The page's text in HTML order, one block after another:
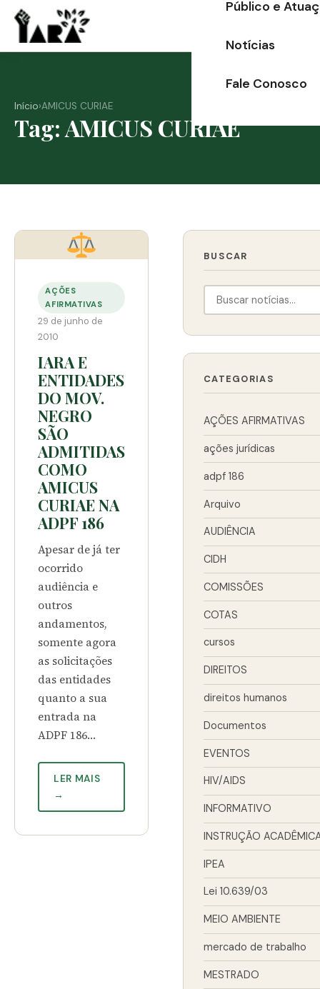
o
Público e
Notícias
Fale Conosco
Início›AMICUS CURIAE
Tag: AMICUS CURIAE
AÇÕES
AFIRMATIVAS
29 de junho de
2010
IARA E
ENTIDADES
DO MOV.
NEGRO
SÃO
ADMITIDAS
COMO
AMICUS
CURIAE NA
ADPF 186
Apesar de já ter
ocorrido
audiência e
outros
andamentos,
somente agora
as solicitações
das entidades
quanto a sua
entrada na
ADPF 186…
LER MAIS
→
BUSCAR
CATEGORIAS
AÇÕES AFIRMATIVAS
ações jurídicas
adpf 186
Arquivo
AUDIÊNCIA
CIDH
COMISSÕES
COTAS
cursos
DIREITOS
direitos humanos
Documentos
EVENTOS
HIV/AIDS
INFORMATIVO
INSTRUÇÃO
IPEA
Lei 10.639/03
MEIO AMBIENTE
mercado de trabalho
MESTRADO